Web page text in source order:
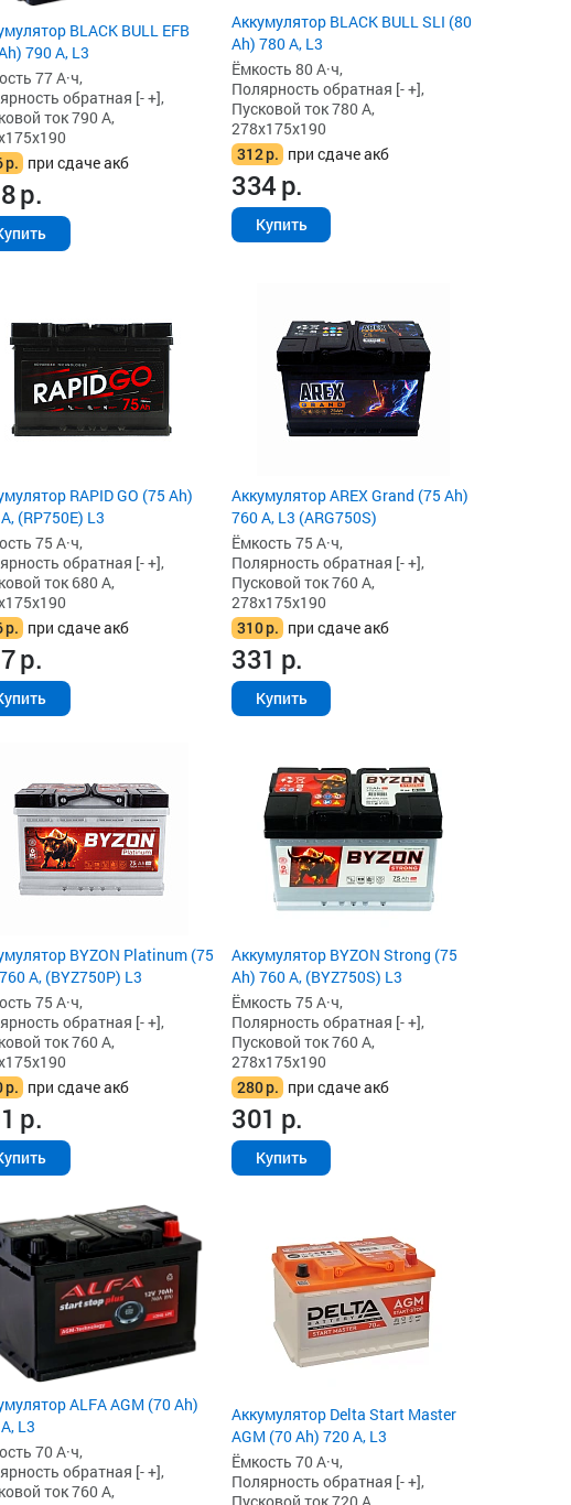
BLACK BULL EFB
790 А, L3
77 А·ч,
обратная [- +],
ток 790 А,
р. при сдаче акб
р.
Аккумулятор BLACK BULL SLI (80
Ah) 780 А, L3
Ёмкость 80 А·ч,
Полярность обратная [- +],
Пусковой ток 780 А,
278x175x190
312р. при сдаче акб
334р.
Купить
RAPID GO (75 Ah)
(RP750E) L3
75 А·ч,
обратная [- +],
ток 680 А,
р. при сдаче акб
р.
Аккумулятор AREX Grand (75 Ah)
760 А, L3 (ARG750S)
Ёмкость 75 А·ч,
Полярность обратная [- +],
Пусковой ток 760 А,
278x175x190
310р. при сдаче акб
331 р.
Купить
BYZON Platinum (75
А, (BYZ750P) L3
75 А·ч,
обратная [- +],
ток 760 А,
р. при сдаче акб
р.
Аккумулятор BYZON Strong (75
Ah) 760 А, (BYZ750S) L3
Ёмкость 75 А·ч,
Полярность обратная [- +],
Пусковой ток 760 А,
278x175x190
280р. при сдаче акб
301 р.
Купить
ALFA AGM (70 Ah)
L3
70 А·ч,
обратная [- +],
ток 760 А,
Аккумулятор Delta Start Master
AGM (70 Ah) 720 А, L3
Ёмкость 70 А·ч,
Полярность обратная [- +],